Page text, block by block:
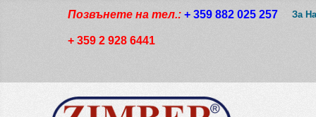
Позвънете на тел.: + 359 882 025 257
+ 359 2 928 6441
За